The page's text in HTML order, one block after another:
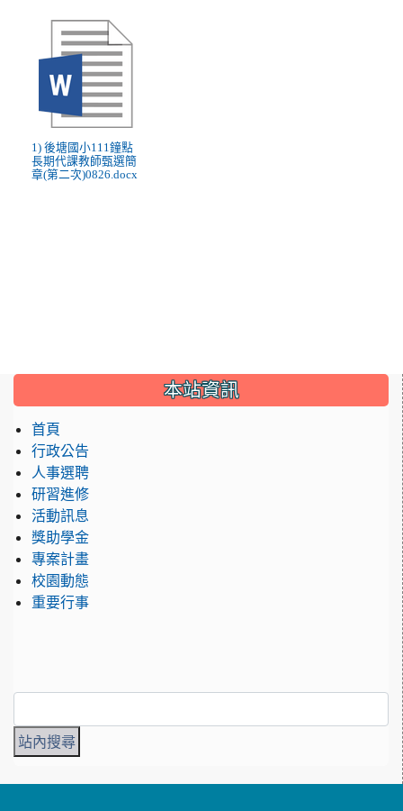
1) 後塘國小111鐘點
長期代課教師甄選簡
章(第二次)0826.docx
::: 本站資訊
首頁
行政公告
人事選聘
研習進修
活動訊息
獎助學金
專案計畫
校園動態
重要行事